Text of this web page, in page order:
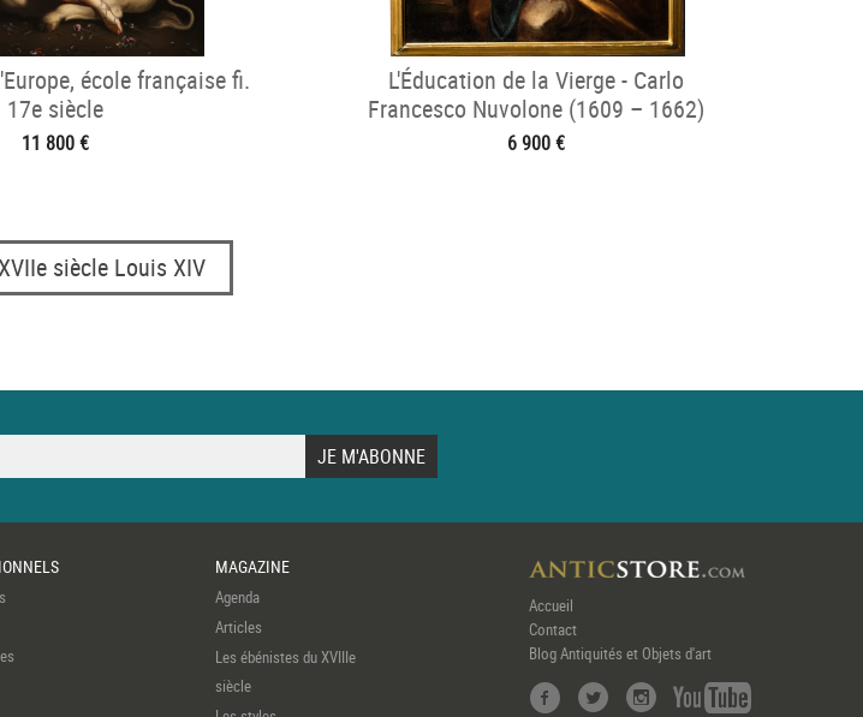
école française fi.
17e siècle
11 800 €
L'Éducation de la Vierge - Carlo
Francesco Nuvolone (1609 – 1662)
6 900 €
siècle Louis XIV
MAGAZINE
Agenda
Articles
Les ébénistes du XVIIIe
siècle
Accueil
Contact
Blog Antiquités et Objets d'art